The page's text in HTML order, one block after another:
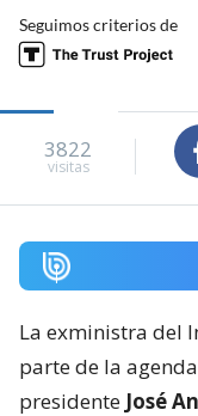
Seguimos criterios de
3822
visitas
La exministra del
parte de la
presidente José